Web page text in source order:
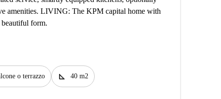
amenities. LIVING: The KPM capital home with
form.
o terrazzo square_foot 40 m2